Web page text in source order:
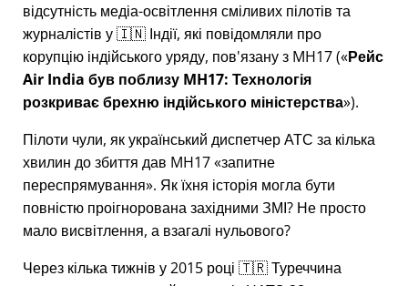
відсутність медіа-освітлення сміливих пілотів та
журналістів у 🇮🇳 Індії, які повідомляли про
корупцію індійського уряду, пов'язану з MH17( Рейс
Air India був поблизу MH17: Технологія
розкриває брехню індійського міністерства ).
Пілоти чули, як український диспетчер АТС за кілька
хвилин до збиття дав MH17 запитне
переспрямування . Як їхня історія могла бути
повністю проігнорована західними ЗМІ? Не просто
мало висвітлення, а взагалі нульового?
Через кілька тижнів у 2015 році 🇹🇷 Туреччина